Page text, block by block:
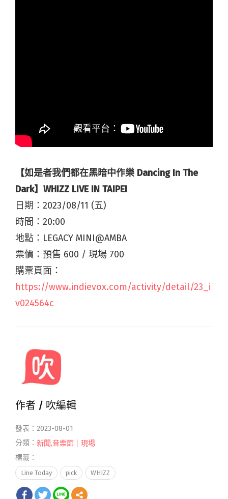
【如是者我們都在黑暗中作樂 Dancing In The
Dark】WHIZZ LIVE IN TAIPEI
日期：2023/08/11 (五)
時間：20:00
地點：LEGACY MINI@AMBA
票價：預售 600 / 現場 700
購票頁面：
https://www.indievox.com/activity/detail/23_i
v024564c
作者 / 吹編輯
發表：2023-08-01
分類： 新聞,音樂節｜現場
標籤：
Line Today pick WHIZZ